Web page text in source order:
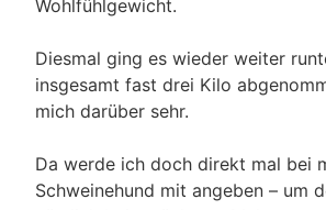
Wohlfühlgewicht.
Diesmal ging es wieder weiter
insgesamt fast drei Kilo
mich darüber sehr.
Da werde ich doch direkt mal bei
Schweinehund mit angeben – um